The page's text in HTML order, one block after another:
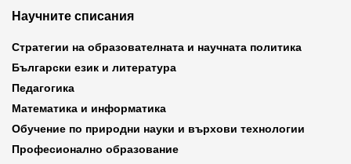
Научните списания
Стратегии на образователната и научната политика
Български език и литература
Педагогика
Математика и информатика
Обучение по природни науки и върхови технологии
Професионално образование